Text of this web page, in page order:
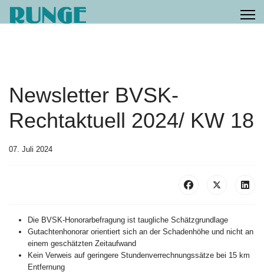
Newsletter BVSK-
Rechtaktuell 2024/ KW 18
07. Juli 2024
Die BVSK-Honorarbefragung ist taugliche Schätzgrundlage
Gutachtenhonorar orientiert sich an der Schadenhöhe und nicht an
einem geschätzten Zeitaufwand
Kein Verweis auf geringere Stundenverrechnungssätze bei 15 km
Entfernung